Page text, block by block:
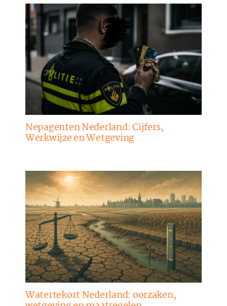
Nepagenten Nederland: Cijfers,
Werkwijze en Wetgeving
Watertekort Nederland: oorzaken,